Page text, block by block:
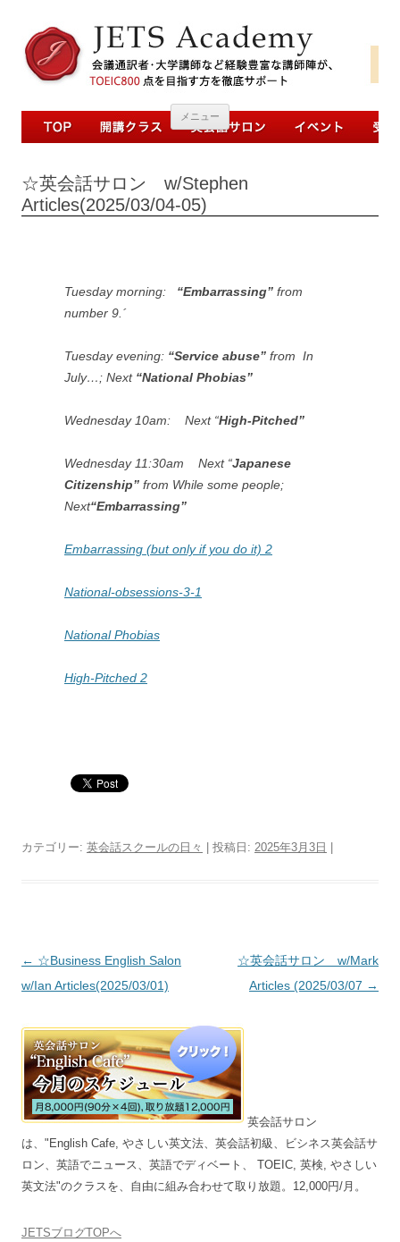
メニュー コンテンツへ移動
☆英会話サロン w/Stephen
Articles(2025/03/04-05)
Tuesday morning: “Embarrassing” from
number 9.´
Tuesday evening: “Service abuse” from In
July…; Next “National Phobias”
Wednesday 10am: Next “High-Pitched”
Wednesday 11:30am Next “Japanese
Citizenship” from While some people;
Next“Embarrassing”
Embarrassing (but only if you do it) 2
National-obsessions-3-1
National Phobias
High-Pitched 2
カテゴリー: 英会話スクールの日々 | 投稿日: 2025年3月3日
投稿ナビゲーション
← ☆Business English Salon
w/Ian Articles(2025/03/01)
☆英会話サロン w/Mark
Articles (2025/03/07 →
英会話サロン
は、"English Cafe, やさしい英文法、英会話初級、ビシネス英会話サ
ロン、英語でニュース、英語でディベート、 TOEIC, 英検, やさしい
英文法"のクラスを、自由に組み合わせて取り放題。12,000円/月。
JETSブログTOPへ